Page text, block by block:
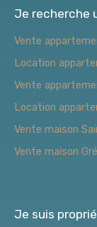
Je recherche
Vente
Location
Vente
Location
Vente maison
Vente maison
Je suis